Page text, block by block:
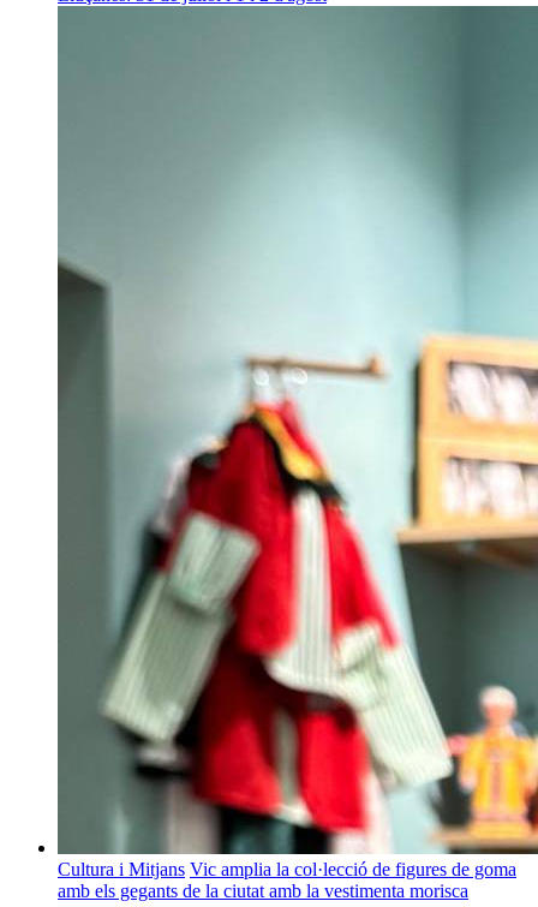
Cultura i Mitjans Vic amplia la col·lecció de figures de goma
amb els gegants de la ciutat amb la vestimenta morisca